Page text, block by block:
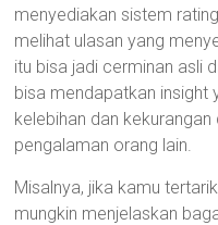
menyediakan sistem
melihat ulasan yang
itu bisa jadi cerminan asli
bisa mendapatkan insight
kelebihan dan
pengalaman orang lain.
Misalnya, jika kamu
mungkin menjelaskan